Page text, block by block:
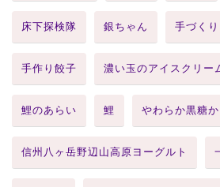
床下探検隊 銀ちゃん 手づく
手作り餃子 濃い玉のアイスクリー
鯉のあらい 鯉 やわらか黒糖か
信州八ヶ岳野辺山高原ヨーグルト